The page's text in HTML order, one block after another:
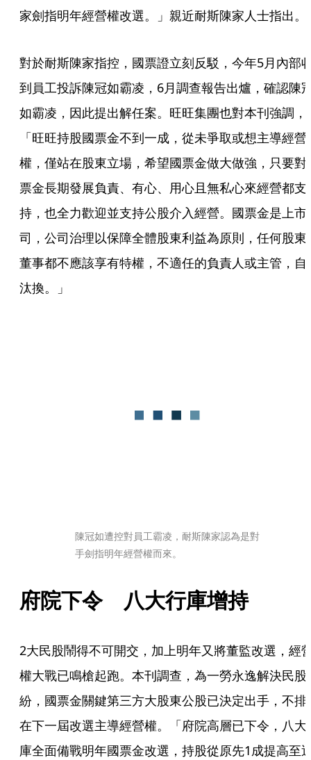
家劍指明年經營權改選。」親近耐斯陳家人士指出。
對於耐斯陳家指控，國票證立刻反駁，今年5月內部
到員工投訴陳冠如霸凌，6月調查報告出爐，確認陳
如霸凌，因此提出解任案。旺旺集團也對本刊強調，
「旺旺持股國票金不到一成，從未爭取或想主導經營
權，僅站在股東立場，希望國票金做大做強，只要對
票金長期發展負責、有心、用心且無私心來經營都支
持，也全力歡迎並支持公股介入經營。國票金是上市
司，公司治理以保障全體股東利益為原則，任何股東
董事都不應該享有特權，不適任的負責人或主管，自
汰換。」
陳冠如遭控對員工霸凌，耐斯陳家認為是對
手劍指明年經營權而來。
府院下令　八大行庫增持
2大民股鬧得不可開交，加上明年又將董監改選，經
權大戰已鳴槍起跑。本刊調查，為一勞永逸解決民股
紛，國票金關鍵第三方大股東公股已決定出手，不排
在下一屆改選主導經營權。「府院高層已下令，八大
庫全面備戰明年國票金改選，持股從原先1成提高至